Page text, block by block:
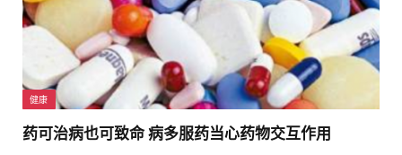
健康
药可治病也可致命 病多服药当心药物交互作用